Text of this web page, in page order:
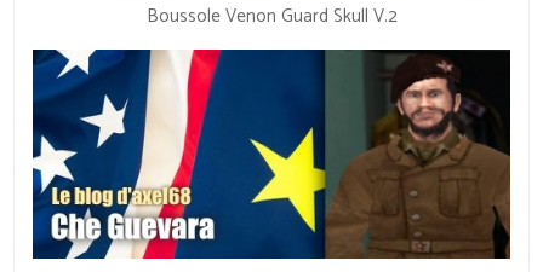
Boussole Venon Guard Skull V.2